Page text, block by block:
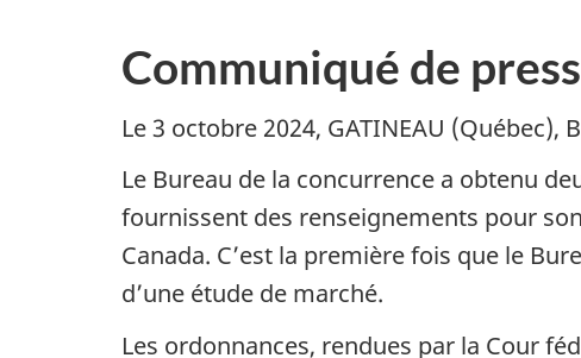
Communiqué de
Le 3 octobre 2024, GATINEAU (Québec),
Le Bureau de la concurrence a obtenu
fournissent des renseignements pour
Canada. C’est la première fois que le
d’une étude de marché.
Les ordonnances, rendues par la Cour